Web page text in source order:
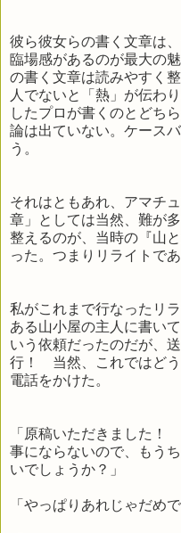
彼ら彼女らの書く文章は
臨場感があるのが最大の
の書く文章は読みやすく
人でないと「熱」が伝わ
したプロが書くのとどち
論は出ていない。ケース
う。
それはともあれ、アマチ
章」としては当然、難が
整えるのが、当時の『山
った。つまりリライトであ
私がこれまで行なったリ
ある山小屋の主人に書い
いう依頼だったのだが、
行！ 当然、これではどう
電話をかけた。
「原稿いただきました
事にならないので、もう
いでしょうか？」
「やっぱりあれじゃだめ